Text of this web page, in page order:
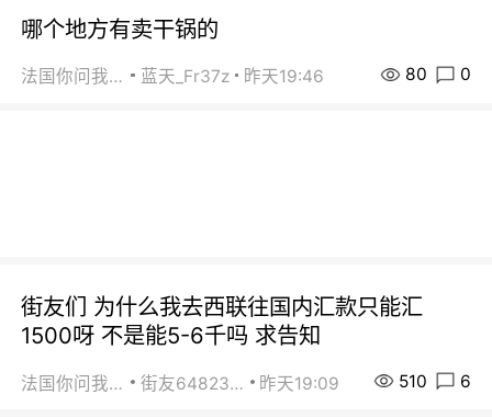
哪个地方有卖干锅的
法国你问我答 蓝天_Fr37z 昨天19:46 80 0
街友们 为什么我去西联往国内汇款只能汇
1500呀 不是能5-6千吗 求告知
法国你问我答 街友64823891 昨天19:09 510 6